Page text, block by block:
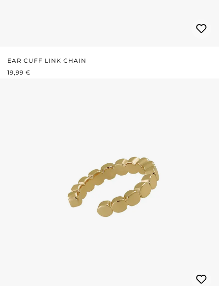
EAR CUFF LINK CHAIN
REGULÄRER PREIS:
19,99 €